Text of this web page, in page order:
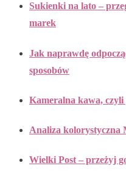
Sukienki na lato –
marek
Jak naprawdę
sposobów
Kameralna kawa,
Analiza kolorystyczna
Wielki Post – przeżyj